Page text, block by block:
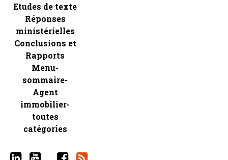
Etudes de texte
Réponses
ministérielles
Conclusions et
Rapports
Menu-
sommaire-
Agent
immobilier-
toutes
catégories